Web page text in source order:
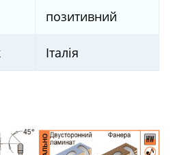
позитивний
Італія